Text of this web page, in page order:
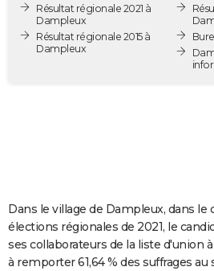
Destinations
City break
Voyage nature
Voyage de noces
Forum
PHOTO
GUIDES D'ACHAT
COPAINS D'AVANT
S'inscrire
Se connecter
Lycées
Collèges
Primaires
Universités
Entreprises
Service militaire
Avis de recherche
AVIS DE DÉCÈS
Résultat régionale 2021 à
Dampleux
Résultat régionale 2015 à
Dampleux
Dans le village de Dampleux, dans le
élections régionales de 2021, le
ses collaborateurs de la liste d'union
à remporter 61,64 % des suffrages au